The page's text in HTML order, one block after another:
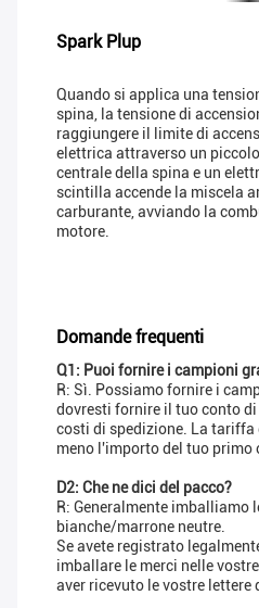
Spark Plup
Quando si applica una
spina, la tensione di
raggiungere il limite di
elettrica attraverso un
centrale della spina e un
scintilla accende la miscela
carburante, avviando la
motore.
Domande frequenti
Q1: Puoi fornire i campioni
R: Sì. Possiamo fornire i
dovresti fornire il tuo conto di
costi di spedizione. La tariffa
meno l'importo del tuo primo
D2: Che ne dici del pacco?
R: Generalmente imballiamo
bianche/marrone neutre.
Se avete registrato
imballare le merci nelle
aver ricevuto le vostre lettere